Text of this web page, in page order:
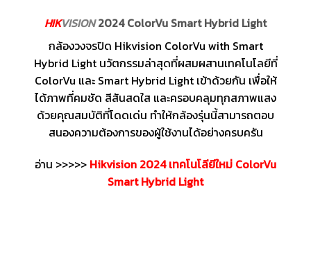
HIKVISION2024 ColorVu Smart Hybrid Light
กล้องวงจรปิด Hikvision ColorVu with Smart
Hybrid Light นวัตกรรมล่าสุดที่ผสมผสานเทคโนโลยีที่
ColorVu และ Smart Hybrid Light เข้าด้วยกัน เพื่อให้
ได้ภาพที่คมชัด สีสันสดใส และครอบคลุมทุกสภาพแสง
ด้วยคุณสมบัติที่โดดเด่น ทำให้กล้องรุ่นนี้สามารถตอบ
สนองความต้องการของผู้ใช้งานได้อย่างครบครัน
อ่าน >>>>> Hikvision 2024 เทคโนโลียีใหม่ ColorVu
Smart Hybrid Light